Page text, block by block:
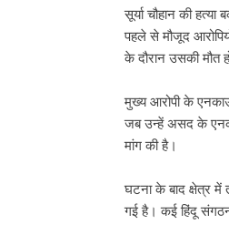
सूर्या चौहान की
पहले से मौजूद
के दौरान उसकी मौत
मुख्य आरोपी के
जब उन्हें असद के
मांग की है।
घटना के बाद क्षेत्र में
गई है। कई हिंदू